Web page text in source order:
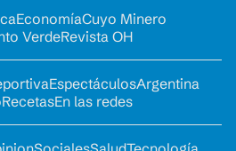
EconomíaCuyo Minero
VerdeRevista OH
EspectáculosArgentina
RecetasEn las redes